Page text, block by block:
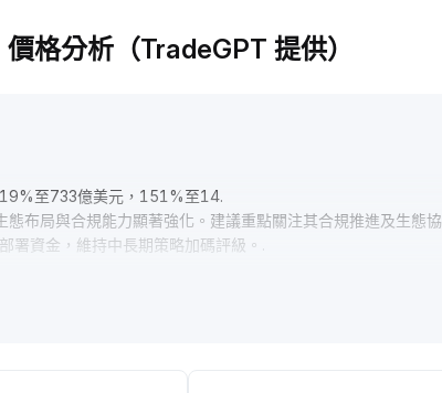
格分析（TradeGPT 提供）
至733億美元，151%至14.
布局與合規能力顯著強化。建議重點關注其合規推進及生態協
署資金，維持中長期策略加碼評級。